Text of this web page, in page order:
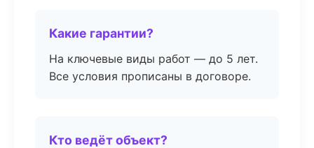
Какие гарантии?
На ключевые виды работ — до 5 лет.
Все условия прописаны в договоре.
Кто ведёт объект?